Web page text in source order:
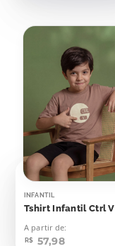
INFANTIL
Tshirt Infantil Ctrl V
A partir de:
R$ 57,98